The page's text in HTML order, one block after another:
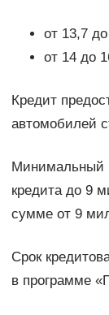
от 13,7
от 14 до
Кредит
автомобилей
Минимальный
кредита до 9
сумме от 9
Срок
в программе